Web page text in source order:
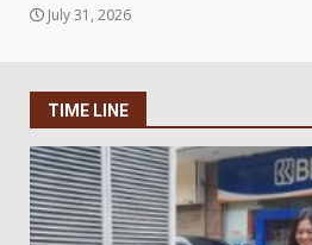
July 31, 2026
TIME LINE